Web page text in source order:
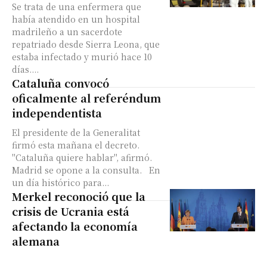
Se trata de una enfermera que
había atendido en un hospital
madrileño a un sacerdote
repatriado desde Sierra Leona, que
estaba infectado y murió hace 10
días....
Cataluña convocó
oficalmente al referéndum
independentista
El presidente de la Generalitat
firmó esta mañana el decreto.
"Cataluña quiere hablar", afirmó.
Madrid se opone a la consulta. En
un día histórico para...
Merkel reconoció que la
crisis de Ucrania está
afectando la economía
alemana